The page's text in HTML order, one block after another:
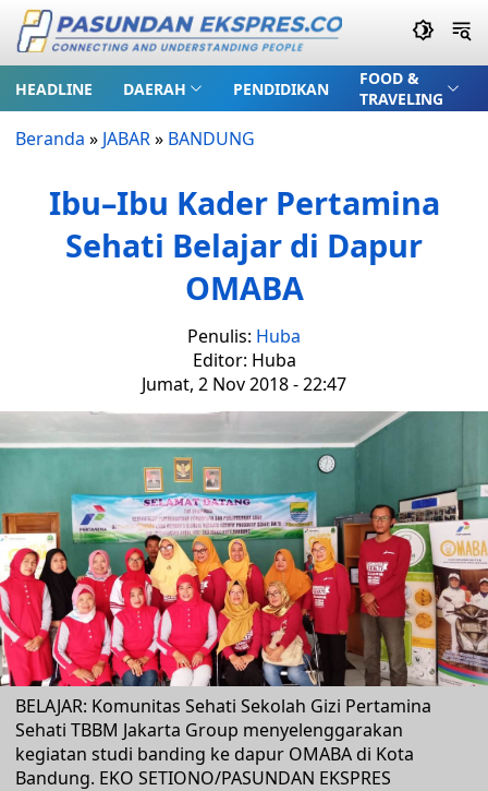
HEADLINE DAERAH PENDIDIKAN
FOOD &
TRAVELING
Beranda » JABAR» BANDUNG
Ibu–Ibu Kader Pertamina
Sehati Belajar di Dapur
OMABA
Penulis: Huba
Editor: Huba
Jumat, 2 Nov 2018 - 22:47
BELAJAR: Komunitas Sehati Sekolah Gizi Pertamina
Sehati TBBM Jakarta Group menyelenggarakan
kegiatan studi banding ke dapur OMABA di Kota
Bandung. EKO SETIONO/PASUNDAN EKSPRES